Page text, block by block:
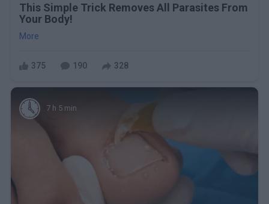
This Simple Trick Removes All Parasites From
Your Body!
More
375 190 328
7 h 5 min